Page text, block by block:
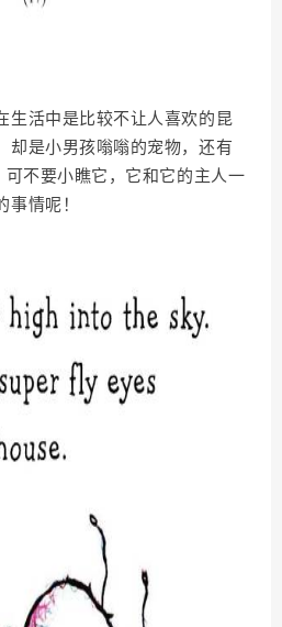
生活中是比较不让人喜欢的昆
却是小男孩嗡嗡的宠物，还有
可不要小瞧它，它和它的主人一
事情呢！